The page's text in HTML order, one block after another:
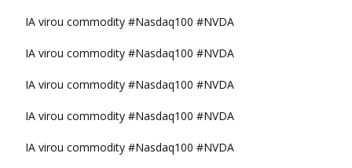
IA virou commodity #Nasdaq100 #NVDA
IA virou commodity #Nasdaq100 #NVDA
IA virou commodity #Nasdaq100 #NVDA
IA virou commodity #Nasdaq100 #NVDA
IA virou commodity #Nasdaq100 #NVDA